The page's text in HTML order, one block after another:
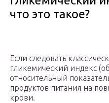
что это такое?
Если следовать
гликемический индекс
относительный
продуктов питания на
крови.